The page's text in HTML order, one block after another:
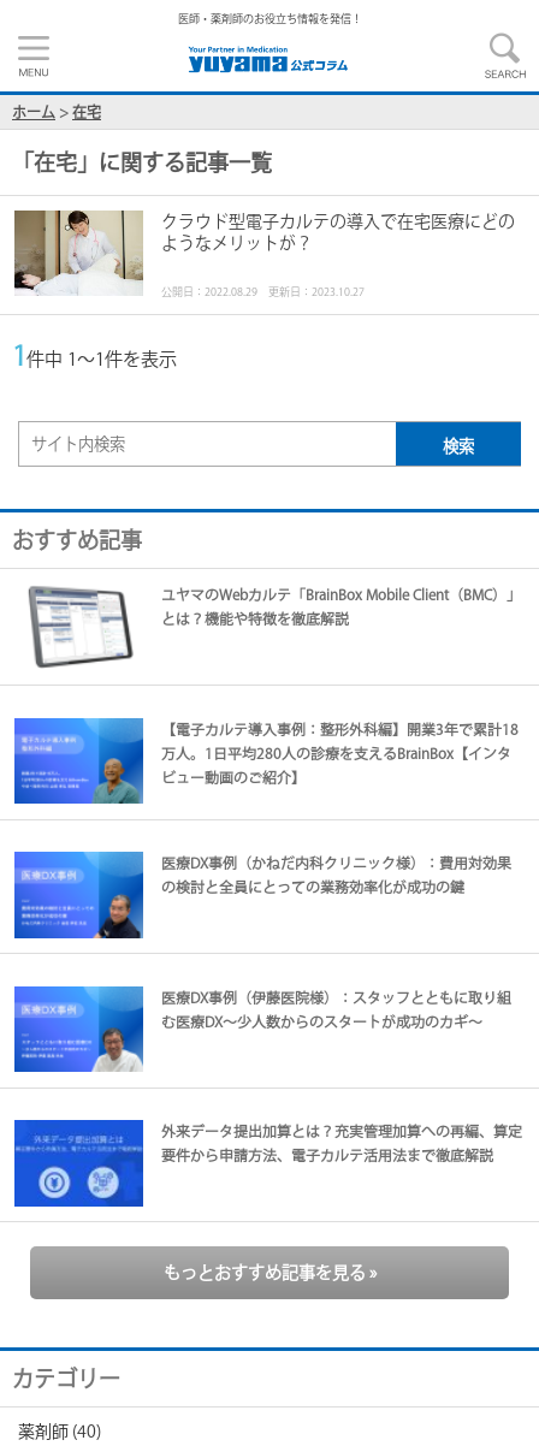
医師・薬剤師のお役立ち情報を発信！
ホーム > 在宅
在宅 」に関する記事一覧
クラウド型電子カルテの導入で在宅医療にどの
ようなメリットが？
公開日：2022.08.29 更新日：2023.10.27
1 件中 1～1件を表示
おすすめ記事
ユヤマのWebカルテ「BrainBox Mobile Client（BMC）」
とは？機能や特徴を徹底解説
【電子カルテ導入事例：整形外科編】開業3年で累計18
万人。1日平均280人の診療を支えるBrainBox【インタ
ビュー動画のご紹介】
医療DX事例（かねだ内科クリニック様）：費用対効果
の検討と全員にとっての業務効率化が成功の鍵
医療DX事例（伊藤医院様）：スタッフとともに取り組
む医療DX～少人数からのスタートが成功のカギ～
外来データ提出加算とは？充実管理加算への再編、算定
要件から申請方法、電子カルテ活用法まで徹底解説
もっとおすすめ記事を見る »
カテゴリー
薬剤師 (40)